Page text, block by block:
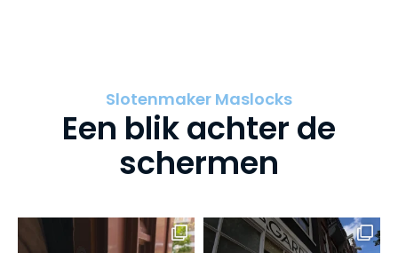
Slotenmaker Maslocks
Een blik achter de
schermen